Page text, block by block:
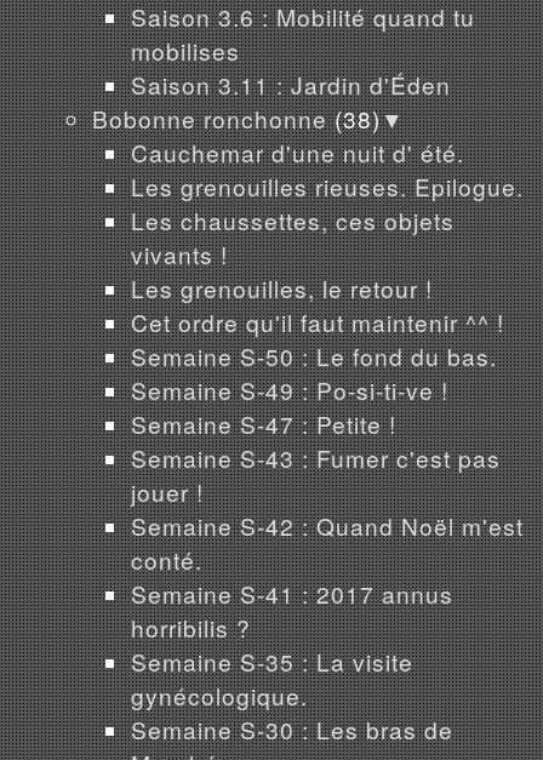
Saison 3.6 : Mobilité quand tu
mobilises
Saison 3.11 : Jardin d'Éden
Bobonne ronchonne (38)▼
Cauchemar d'une nuit d' été.
Les grenouilles rieuses. Epilogue.
Les chaussettes, ces objets
vivants !
Les grenouilles, le retour !
Cet ordre qu'il faut maintenir ^^ !
Semaine S-50 : Le fond du bas.
Semaine S-49 : Po-si-ti-ve !
Semaine S-47 : Petite !
Semaine S-43 : Fumer c'est pas
jouer !
Semaine S-42 : Quand Noël m'est
conté.
Semaine S-41 : 2017 annus
horribilis ?
Semaine S-35 : La visite
gynécologique.
Semaine S-30 : Les bras de